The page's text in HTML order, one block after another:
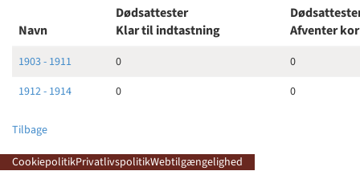
Navn
Dødsattester
Klar til indtastning
Afventer
1903 - 1911 0
0
1912 - 1914
0 0
Tilbage
CookiepolitikPrivatlivspolitikWebtilgængelighed